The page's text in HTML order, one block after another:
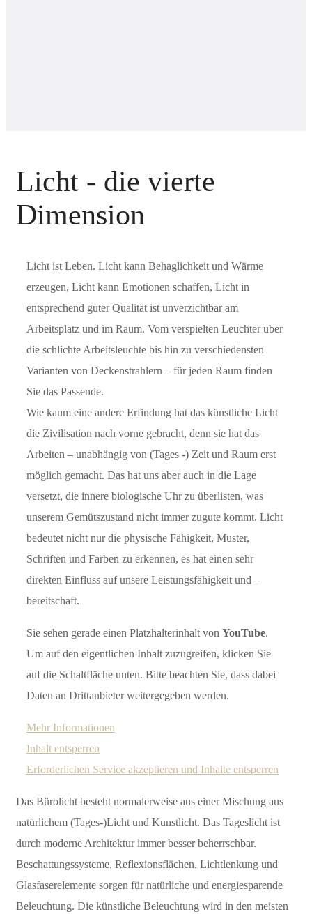
Licht - die vierte
Dimension
Licht ist Leben. Licht kann Behaglichkeit und Wärme
erzeugen, Licht kann Emotionen schaffen, Licht in
entsprechend guter Qualität ist unverzichtbar am
Arbeitsplatz und im Raum. Vom verspielten Leuchter über
die schlichte Arbeitsleuchte bis hin zu verschiedensten
Varianten von Deckenstrahlern – für jeden Raum finden
Sie das Passende.
Wie kaum eine andere Erfindung hat das künstliche Licht
die Zivilisation nach vorne gebracht, denn sie hat das
Arbeiten – unabhängig von (Tages -) Zeit und Raum erst
möglich gemacht. Das hat uns aber auch in die Lage
versetzt, die innere biologische Uhr zu überlisten, was
unserem Gemütszustand nicht immer zugute kommt. Licht
bedeutet nicht nur die physische Fähigkeit, Muster,
Schriften und Farben zu erkennen, es hat einen sehr
direkten Einfluss auf unsere Leistungsfähigkeit und –
bereitschaft.
Sie sehen gerade einen Platzhalterinhalt von YouTube.
Um auf den eigentlichen Inhalt zuzugreifen, klicken Sie
auf die Schaltfläche unten. Bitte beachten Sie, dass dabei
Daten an Drittanbieter weitergegeben werden.
Mehr Informationen
Inhalt entsperren
Erforderlichen Service akzeptieren und Inhalte entsperren
Das Bürolicht besteht normalerweise aus einer Mischung aus
natürlichem (Tages-)Licht und Kunstlicht. Das Tageslicht ist
durch moderne Architektur immer besser beherrschbar.
Beschattungssysteme, Reflexionsflächen, Lichtlenkung und
Glasfaserelemente sorgen für natürliche und energiesparende
Beleuchtung. Die künstliche Beleuchtung wird in den meisten